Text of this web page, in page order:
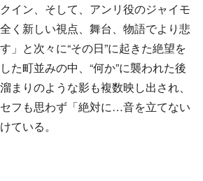
イン、そして、アンリ役のジャイモ
く新しい視点、舞台、物語でより悲
」と次々に“その日”に起きた絶望を
た町並みの中、“何か”に襲われた後
まりのような影も複数映し出され、
フも思わず「絶対に…音を立てない
ている。